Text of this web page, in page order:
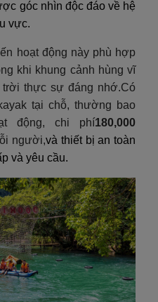
góc nhìn độc đáo về hệ
vực.
hoạt động này phù hợp
khi khung cảnh hùng vĩ
thực sự đáng nhớ.Có
tại chỗ, thường bao
động, chi phí180,000
người,và thiết bị an toàn
và yêu cầu.